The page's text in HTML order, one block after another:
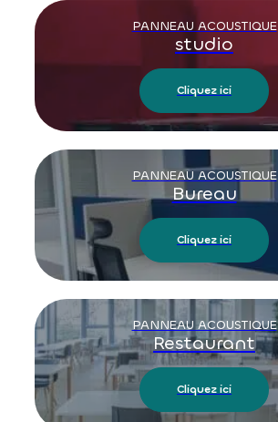
PANNEAU ACOUSTIQUE
studio
Cliquez ici
PANNEAU ACOUSTIQUE
Bureau
Cliquez ici
PANNEAU ACOUSTIQUE
Restaurant
Cliquez ici